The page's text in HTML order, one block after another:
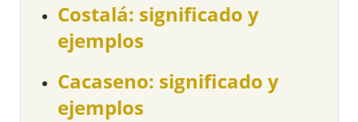
Costalá: significado y
ejemplos
Cacaseno: significado y
ejemplos